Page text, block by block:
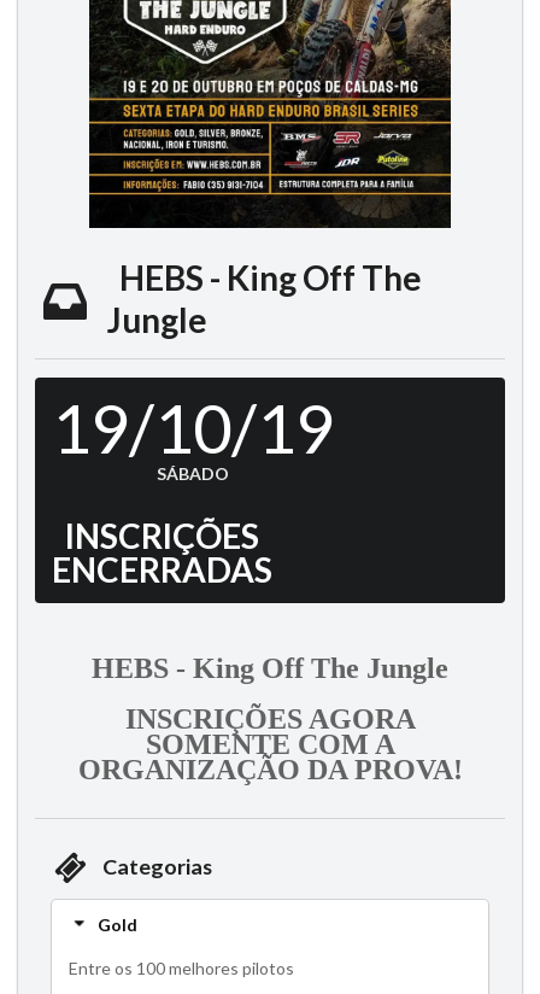
HEBS - King Off The
Jungle
19/10/19
SÁBADO
INSCRIÇÕES
ENCERRADAS
HEBS - King Off The Jungle
INSCRIÇÕES AGORA
SOMENTE COM A
ORGANIZAÇÃO DA PROVA!
Categorias
Gold
Entre os 100 melhores pilotos